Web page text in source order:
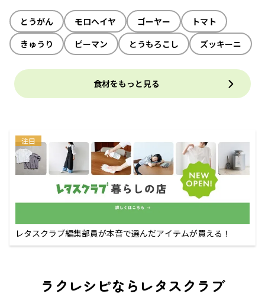
とうがん モロヘイヤ ゴーヤー
トマト
きゅうり
ピーマン とうもろこし ズッキーニ
食材をもっと見る
注目
レタスクラブ編集部員が本音で選んだアイテムが買える！
ラクレシピならレタスクラブ